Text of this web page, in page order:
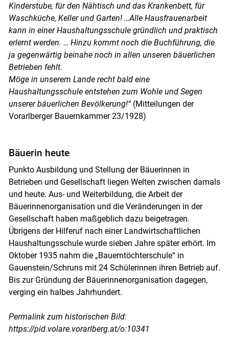
Kinderstube, für den Nähtisch und das Krankenbett, für
Waschküche, Keller und Garten! …Alle Hausfrauenarbeit
kann in einer Haushaltungsschule gründlich und praktisch
erlernt werden. … Hinzu kommt noch die Buchführung, die
ja gegenwärtig beinahe noch in allen unseren bäuerlichen
Betrieben fehlt.
Möge in unserem Lande recht bald eine
Haushaltungsschule entstehen zum Wohle und Segen
unserer bäuerlichen Bevölkerung!“ (Mitteilungen der
Vorarlberger Bauernkammer 23/1928)
Bäuerin heute
Punkto Ausbildung und Stellung der Bäuerinnen in
Betrieben und Gesellschaft liegen Welten zwischen damals
und heute. Aus- und Weiterbildung, die Arbeit der
Bäuerinnenorganisation und die Veränderungen in der
Gesellschaft haben maßgeblich dazu beigetragen.
Übrigens der Hilferuf nach einer Landwirtschaftlichen
Haushaltungsschule wurde sieben Jahre später erhört. Im
Oktober 1935 nahm die „Bauerntöchterschule“ in
Gauenstein/Schruns mit 24 Schülerinnen ihren Betrieb auf.
Bis zur Gründung der Bäuerinnenorganisation dagegen,
verging ein halbes Jahrhundert.
Permalink zum historischen Bild:
https://pid.volare.vorarlberg.at/o:10341